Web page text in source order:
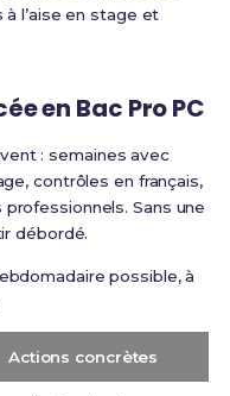
l’aise en stage et
en Bac Pro PC
: semaines avec
contrôles en français,
Sans une
débordé.
possible, à
Actions concrètes